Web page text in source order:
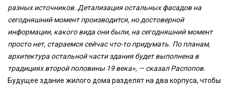
разных источников. Детализация остальных фасадов на
сегодняшний момент производится, но достоверной
информации, какого вида они были, на сегодняшний момент
просто нет, стараемся сейчас что-то придумать. По планам,
архитектура остальной части здания будет выполнена в
традициях второй половины 19 века», — сказал Распопов.
Будущее здание жилого дома разделят на два корпуса, чтобы